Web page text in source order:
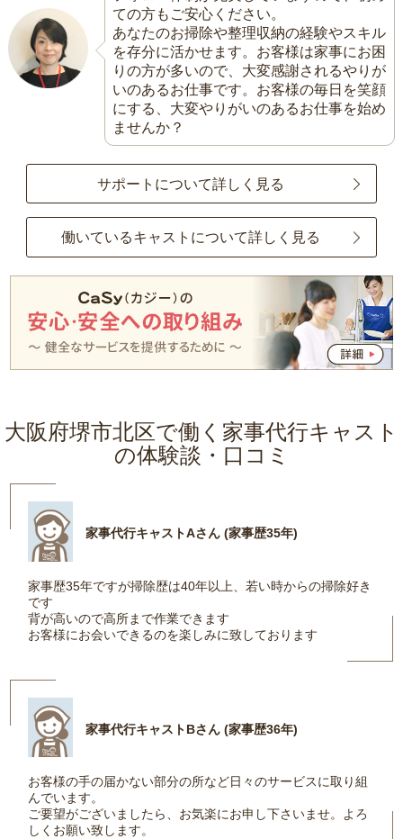
ての方もご安心ください。
あなたのお掃除や整理収納の経験やスキル
を存分に活かせます。お客様は家事にお困
りの方が多いので、大変感謝されるやりが
いのあるお仕事です。お客様の毎日を笑顔
にする、大変やりがいのあるお仕事を始め
ませんか？
サポートについて詳しく見る
働いているキャストについて詳しく見る
大阪府堺市北区で働く家事代行キャスト
の体験談・口コミ
家事代行キャストAさん (家事歴35年)
家事歴35年ですが掃除歴は40年以上、若い時からの掃除好き
です
背が高いので高所まで作業できます
お客様にお会いできるのを楽しみに致しております
家事代行キャストBさん (家事歴36年)
お客様の手の届かない部分の所など日々のサービスに取り組
んでいます。
ご要望がございましたら、お気楽にお申し下さいませ。よろ
しくお願い致します。